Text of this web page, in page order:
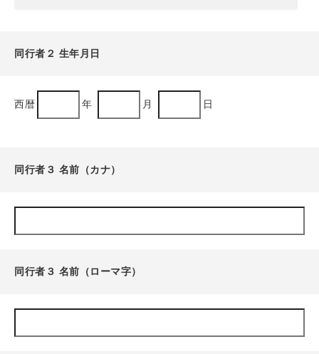
同行者２ 生年月日
西暦 年 月 日
同行者３ 名前（カナ）
同行者３ 名前（ローマ字）